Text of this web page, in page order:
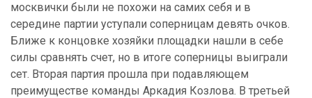
москвички были не похожи на самих себя и в
середине партии уступали соперницам девять очков.
Ближе к концовке хозяйки площадки нашли в себе
силы сравнять счет, но в итоге соперницы выиграли
сет. Вторая партия прошла при подавляющем
преимуществе команды Аркадия Козлова. В третьей